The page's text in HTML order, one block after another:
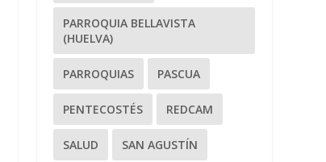
PARROQUIA BELLAVISTA
(HUELVA)
PARROQUIAS PASCUA
PENTECOSTÉS REDCAM
SALUD SAN AGUSTÍN